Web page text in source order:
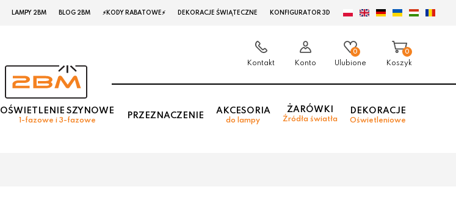
LAMPY 2BM BLOG 2BM ⚡KODY RABATOWE⚡ DEKORACJE ŚWIĄTECZNE KONFIGURATOR 3D
Kontakt Konto
0
Ulubione
0
Koszyk
OŚWIETLENIE SZYNOWE
1-fazowe i 3-fazowe
PRZEZNACZENIE
AKCESORIA
do lampy
ŻARÓWKI
Źródła światła
DEKORACJE
Oświetleniowe